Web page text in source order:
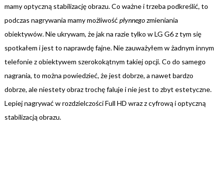
mamy optyczną stabilizację obrazu. Co ważne i trzeba podkreślić, to
podczas nagrywania mamy możliwość płynnegozmieniania
obiektywów. Nie ukrywam, że jak na razie tylko w LG G6 z tym się
spotkałem i jest to naprawdę fajne. Nie zauważyłem w żadnym innym
telefonie z obiektywem szerokokątnym takiej opcji. Co do samego
nagrania, to można powiedzieć, że jest dobrze, a nawet bardzo
dobrze, ale niestety obraz trochę faluje i nie jest to zbyt estetyczne.
Lepiej nagrywać w rozdzielczości Full HD wraz z cyfrową i optyczną
stabilizacją obrazu.